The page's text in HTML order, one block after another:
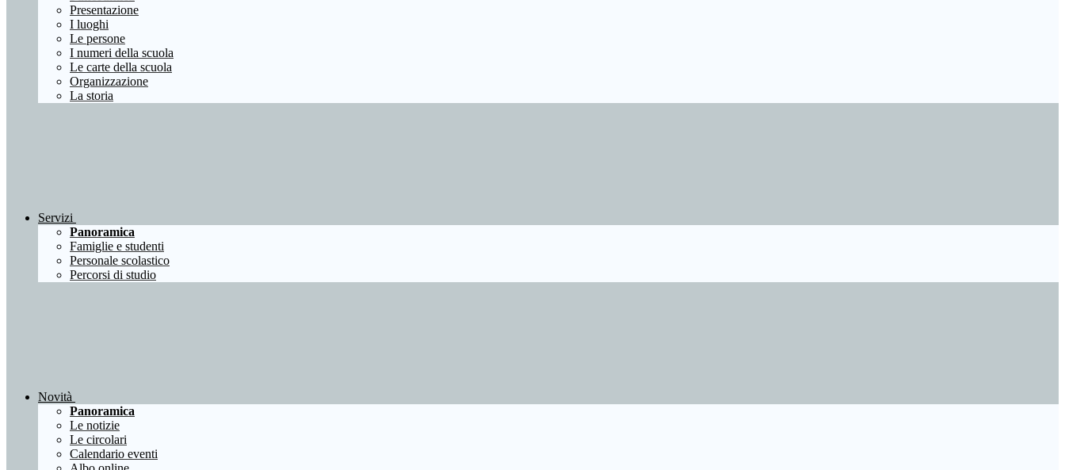
Presentazione
I luoghi
Le persone
I numeri della scuola
Le carte della scuola
Organizzazione
La storia
Servizi
Panoramica
Famiglie e studenti
Personale scolastico
Percorsi di studio
Novità
Panoramica
Le notizie
Le circolari
Calendario eventi